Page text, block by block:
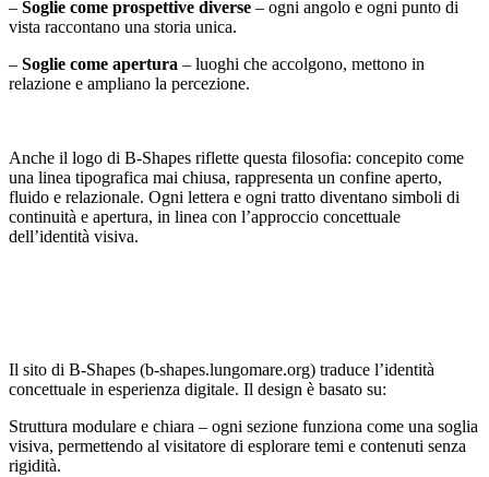
– Soglie come prospettive diverse – ogni angolo e ogni punto di
vista raccontano una storia unica.
– Soglie come apertura – luoghi che accolgono, mettono in
relazione e ampliano la percezione.
Anche il logo di B‑Shapes riflette questa filosofia: concepito come
una linea tipografica mai chiusa, rappresenta un confine aperto,
fluido e relazionale. Ogni lettera e ogni tratto diventano simboli di
continuità e apertura, in linea con l’approccio concettuale
dell’identità visiva.
Il sito di B‑Shapes (b-shapes.lungomare.org) traduce l’identità
concettuale in esperienza digitale. Il design è basato su:
Struttura modulare e chiara – ogni sezione funziona come una soglia
visiva, permettendo al visitatore di esplorare temi e contenuti senza
rigidità.